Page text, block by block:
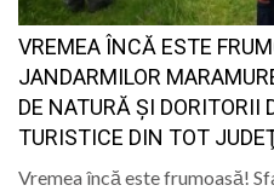
VREMEA ÎNCĂ ESTE
JANDARMILOR
DE NATURĂ ŞI DORITORII
TURISTICE DIN TOT
Vremea încă este frumoasă!